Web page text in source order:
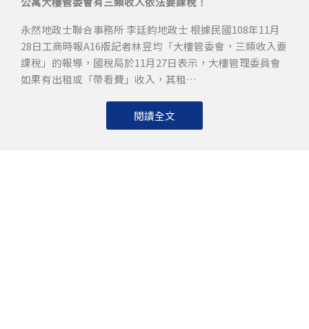
永然地政士聯合事務所 李廷鈞地政士 根據民國108年11月
28日工商時報A16版記者林昱均「大樓管委會，三類收入要
課稅」的報導，國稅局於11月27日表示，大樓管理委員會
如果有出租或「帶看費」收入，其租…
閱讀全文